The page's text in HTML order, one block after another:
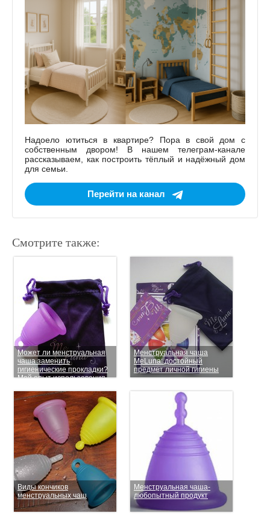
Надоело ютиться в квартире? Пора в свой дом с
собственным двором! В нашем телеграм-канале
рассказываем, как построить тёплый и надёжный дом
для семьи.
Перейти на канал
Смотрите также:
Может ли менструальная
чаша заменить
гигиенические прокладки?
Мой опыт использования
Менструальная чаша
MeLuna: достойный
предмет личной гигиены
Виды кончиков
менструальных чаш
Менструальная чаша-
любопытный продукт